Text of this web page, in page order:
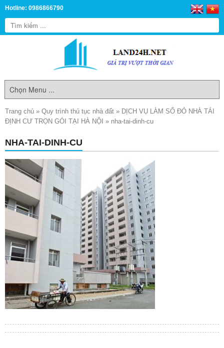
Hotline: 0986866790
Trang chủ » Quy trình thủ tục nhà đất » DỊCH VỤ LÀM SỔ ĐỎ NHÀ TÁI
ĐỊNH CƯ TRỌN GÓI TẠI HÀ NỘI » nha-tai-dinh-cu
NHA-TAI-DINH-CU